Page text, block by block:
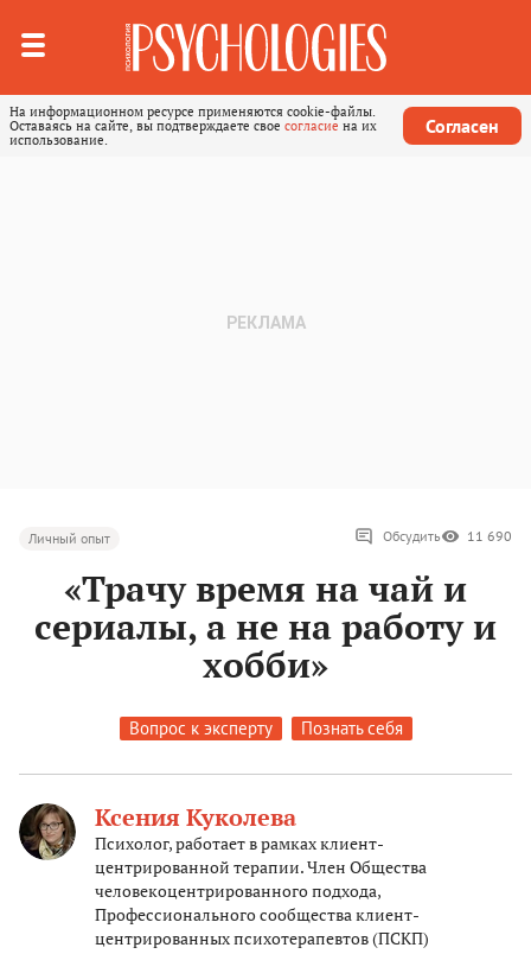
На информационном ресурсе применяются cookie-файлы.
Оставаясь на сайте, вы подтверждаете свое согласие на их
использование.
Согласен
Личный опыт Обсудить 11 690
«Трачу время на чай и
сериалы, а не на работу и
хобби»
Вопрос к эксперту Познать себя
Ксения Куколева
Психолог, работает в рамках клиент-
центрированной терапии. Член Общества
человекоцентрированного подхода,
Профессионального сообщества клиент-
центрированных психотерапевтов (ПСКП)